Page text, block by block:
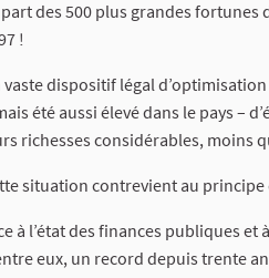
des 500 plus grandes fortunes
!
vaste dispositif légal
été aussi élevé dans le pays –
richesses considérables, moins
situation contrevient au
à l’état des finances publiques
eux, un record depuis trente